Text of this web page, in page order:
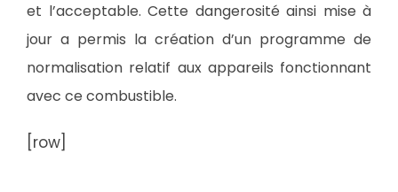
et l’acceptable. Cette dangerosité ainsi mise à
jour a permis la création d’un programme de
normalisation relatif aux appareils fonctionnant
avec ce combustible.
[row]